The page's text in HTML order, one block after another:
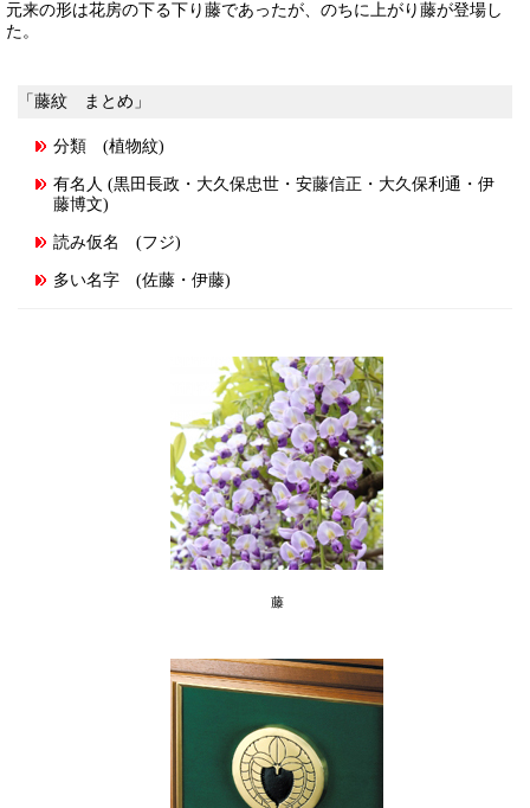
元来の形は花房の下る下り藤であったが、のちに上がり藤が登場し
た。
「藤紋 まとめ」
分類 (植物紋)
有名人 (黒田長政・大久保忠世・安藤信正・大久保利通・伊
藤博文)
読み仮名 (フジ)
多い名字 (佐藤・伊藤)
藤